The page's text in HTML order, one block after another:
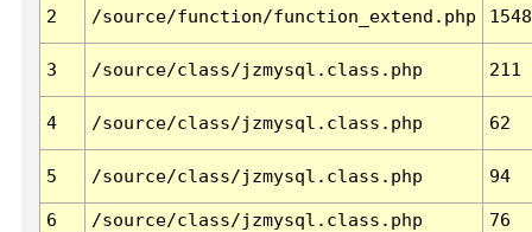
2 /source/function/function_extend.php 1548
3 /source/class/jzmysql.class.php 211
4 /source/class/jzmysql.class.php 62
5 /source/class/jzmysql.class.php 94
6 /source/class/jzmysql.class.php 76